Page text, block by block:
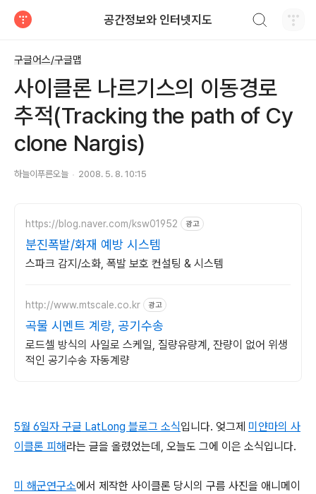
공간정보와 인터넷지도
구글어스/구글맵
사이클론 나르기스의 이동경로
추적(Tracking the path of Cy
clone Nargis)
하늘이푸른오늘 2008. 5. 8. 10:15
https://blog.naver.com/ksw01952 광고
분진폭발/화재 예방 시스템
스파크 감지/소화, 폭발 보호 컨설팅 & 시스템
http://www.mtscale.co.kr 광고
곡물 시멘트 계량, 공기수송
로드셀 방식의 사일로 스케일, 질량유량계, 잔량이 없어 위생
적인 공기수송 자동계량
5월 6일자 구글 LatLong 블로그 소식입니다. 엊그제 미얀마의 사
이클론 피해라는 글을 올렸었는데, 오늘도 그에 이은 소식입니다.
미 해군연구소에서 제작한 사이클론 당시의 구름 사진을 애니메이